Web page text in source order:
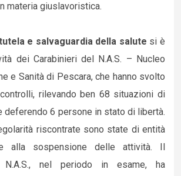
materia giuslavoristica.
e salvaguardia della salute si è
dei Carabinieri del N.A.S. – Nucleo
e Sanità di Pescara, che hanno svolto
rilevando ben 68 situazioni di
deferendo 6 persone in stato di libertà.
riscontrate sono state di entità
alla sospensione delle attività. Il
N.A.S., nel periodo in esame, ha